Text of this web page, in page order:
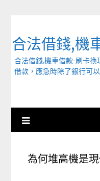
合法借錢,機
合法借錢,機車借款-刷卡
借款，應急時除了銀行可
為何堆高機是